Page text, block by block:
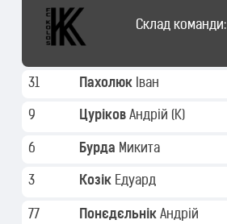
Склад команди:
31 Пахолюк Іван
9 Цуріков Андрій (K)
6 Бурда Микита
3 Козік Едуард
77 Понєдєльнік Андрій